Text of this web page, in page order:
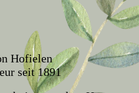
Hofielen
seit 1891